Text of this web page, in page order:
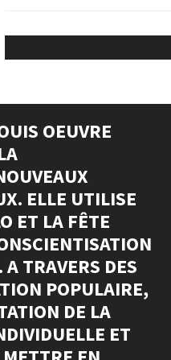
OEUVRE
ELLE UTILISE
ET LA FÊTE
TRAVERS DES
POPULAIRE,
DE LA
ET